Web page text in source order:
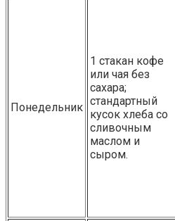
Понедельник
1 стакан кофе
или чая без
сахара;
стандартный
кусок хлеба со
сливочным
маслом и
сыром.